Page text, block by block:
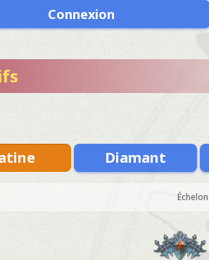
Connexion
Diamant
Échelon